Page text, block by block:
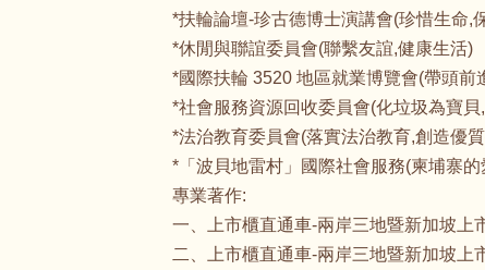
*扶輪論壇-珍古德博士演講會(珍惜生命,
*休閒與聯誼委員會(聯繫友誼,健康生活)
*國際扶輪 3520 地區就業博覽會(帶頭前
*社會服務資源回收委員會(化垃圾為寶貝
*法治教育委員會(落實法治教育,創造優
*「波貝地雷村」國際社會服務(柬埔寨
專業著作:
一、上市櫃直通車-兩岸三地暨新加坡上
二、上市櫃直通車-兩岸三地暨新加坡上